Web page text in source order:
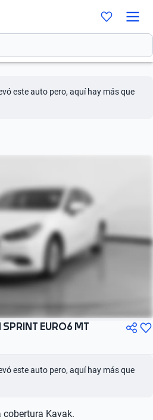
este auto pero, aquí hay más que
EURO6 MT
este auto pero, aquí hay más que
Kavak.